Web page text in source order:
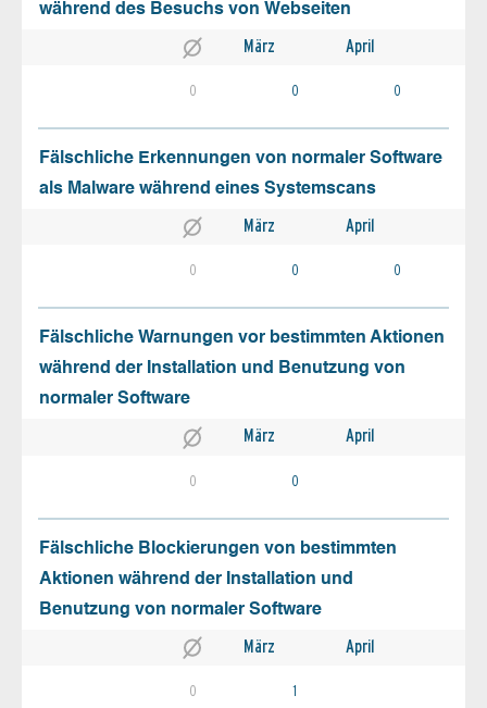
während des Besuchs von Webseiten
März April
0 0 0
Fälschliche Erkennungen von normaler Software
als Malware während eines Systemscans
März April
0 0 0
Fälschliche Warnungen vor bestimmten Aktionen
während der Installation und Benutzung von
normaler Software
März April
0 0
Fälschliche Blockierungen von bestimmten
Aktionen während der Installation und
Benutzung von normaler Software
März April
0 1